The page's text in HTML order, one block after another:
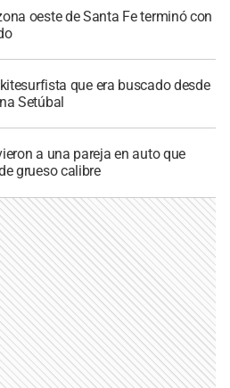
oeste de Santa Fe terminó con
que era buscado desde
Setúbal
a una pareja en auto que
grueso calibre